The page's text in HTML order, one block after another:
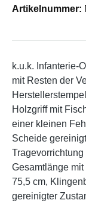
Artikelnummer:
k.u.k. Infanterie-
mit Resten der
Holzgriff mit
einer kleinen
Scheide
Gesamtlänge
75,5 cm,
gereinigter